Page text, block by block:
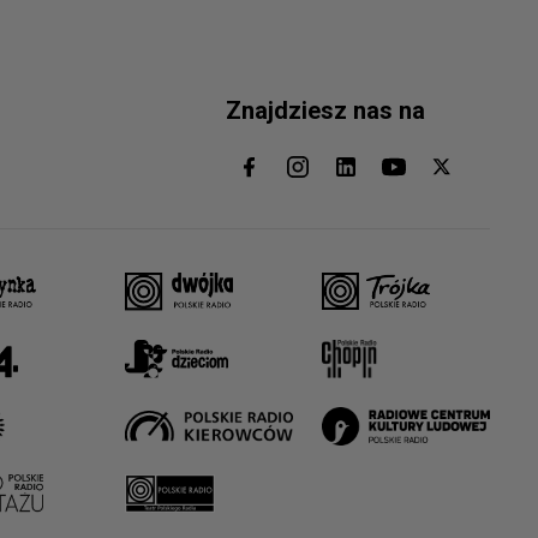
Znajdziesz nas na